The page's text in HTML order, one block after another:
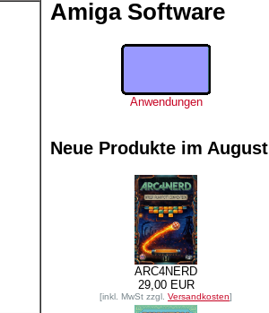
Amiga Software
Anwendungen
Neue Produkte im August
ARC4NERD
29,00 EUR
[inkl. MwSt zzgl. Versandkosten]